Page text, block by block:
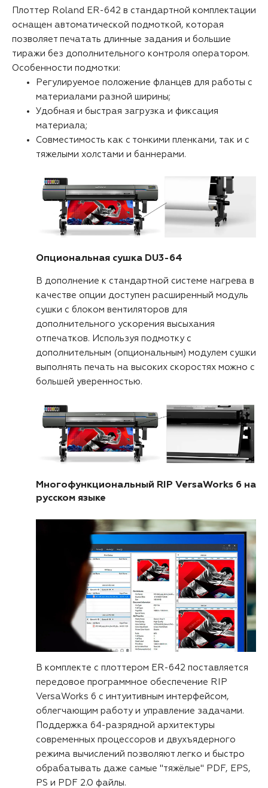
Плоттер Roland ER-642 в стандартной комплектации
оснащен автоматической подмоткой, которая
позволяет печатать длинные задания и большие
тиражи без дополнительного контроля оператором.
Особенности подмотки:
Регулируемое положение фланцев для работы с
материалами разной ширины;
Удобная и быстрая загрузка и фиксация
материала;
Совместимость как с тонкими пленками, так и с
тяжелыми холстами и баннерами.
Опциональная сушка DU3-64
В дополнение к стандартной системе нагрева в
качестве опции доступен расширенный модуль
сушки с блоком вентиляторов для
дополнительного ускорения высыхания
отпечатков. Используя подмотку с
дополнительным (опциональным) модулем сушки
выполнять печать на высоких скоростях можно с
большей уверенностью.
Многофункциональный RIP VersaWorks 6 на
русском языке
В комплекте с плоттером ER-642 поставляется
передовое программное обеспечение RIP
VersaWorks 6 с интуитивным интерфейсом,
облегчающим работу и управление задачами.
Поддержка 64-разрядной архитектуры
современных процессоров и двухъядерного
режима вычислений позволяют легко и быстро
обрабатывать даже самые "тяжёлые" PDF, EPS,
PS и PDF 2.0 файлы.